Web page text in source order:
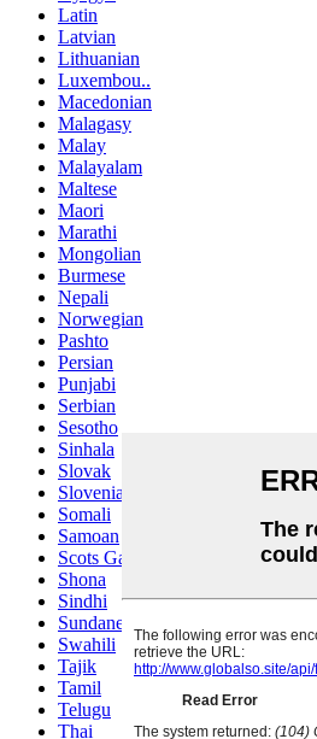
Latin
Latvian
Lithuanian
Luxembou..
Macedonian
Malagasy
Malay
Malayalam
Maltese
Maori
Marathi
Mongolian
Burmese
Nepali
Norwegian
Pashto
Persian
Punjabi
Serbian
Sesotho
Sinhala
Slovak
Slovenian
Somali
Samoan
Scots Gaelic
Shona
Sindhi
Sundanese
Swahili
Tajik
Tamil
Telugu
Thai